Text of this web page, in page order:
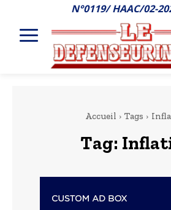
N°0119/ HAAC/02-
Accueil Tags
Tag: